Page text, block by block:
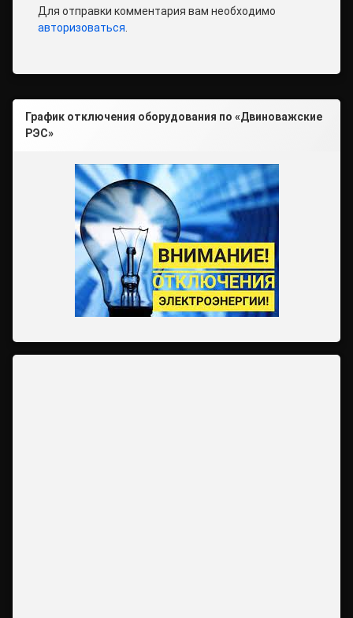
Для отправки комментария вам необходимо
авторизоваться
График отключения оборудования по «Двиноважские
РЭС»